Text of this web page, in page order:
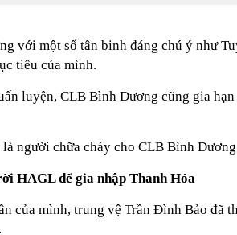
với một số tân binh đáng chú ý như
tiêu của mình.
luyện, CLB Bình Dương cũng gia
người chữa cháy cho CLB Bình
HAGL để gia nhập Thanh Hóa
của mình, trung vệ Trần Đình Bảo đã